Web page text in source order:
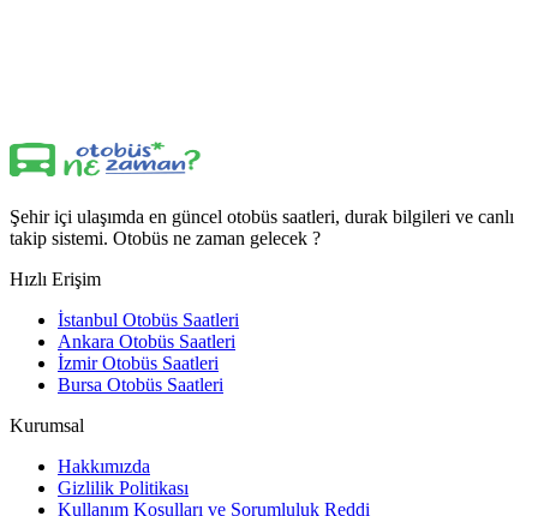
Şehir içi ulaşımda en güncel otobüs saatleri, durak bilgileri ve canlı
takip sistemi. Otobüs ne zaman gelecek ?
Hızlı Erişim
İstanbul Otobüs Saatleri
Ankara Otobüs Saatleri
İzmir Otobüs Saatleri
Bursa Otobüs Saatleri
Kurumsal
Hakkımızda
Gizlilik Politikası
Kullanım Koşulları ve Sorumluluk Reddi